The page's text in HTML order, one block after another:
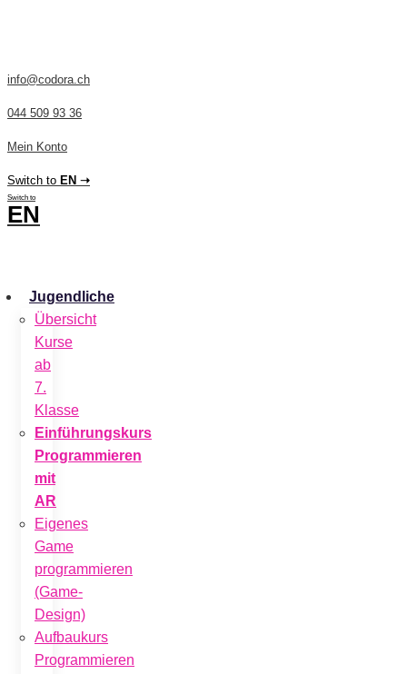
info@codora.ch
044 509 93 36
Mein Konto
Switch to EN ➝
Switch to
EN
Jugendliche
Übersicht
Kurse
ab
7.
Klasse
Einführungskurs
Programmieren
mit
AR
Eigenes
Game
programmieren
(Game-
Design)
Aufbaukurs
Programmieren